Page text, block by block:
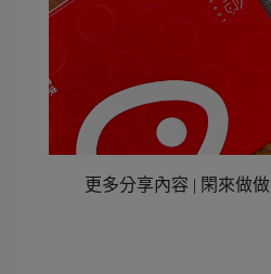
更多分享內容 | 閑來做做